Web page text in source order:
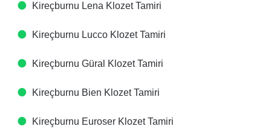
Kireçburnu Lena Klozet Tamiri
Kireçburnu Lucco Klozet Tamiri
Kireçburnu Güral Klozet Tamiri
Kireçburnu Bien Klozet Tamiri
Kireçburnu Euroser Klozet Tamiri